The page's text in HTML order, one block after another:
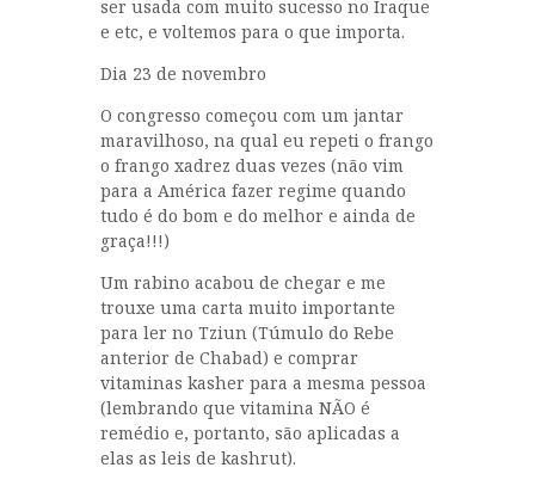
ser usada com muito sucesso no Iraque
e etc, e voltemos para o que importa.
Dia 23 de novembro
O congresso começou com um jantar
maravilhoso, na qual eu repeti o frango
o frango xadrez duas vezes (não vim
para a América fazer regime quando
tudo é do bom e do melhor e ainda de
graça!!!)
Um rabino acabou de chegar e me
trouxe uma carta muito importante
para ler no Tziun (Túmulo do Rebe
anterior de Chabad) e comprar
vitaminas kasher para a mesma pessoa
(lembrando que vitamina NÃO é
remédio e, portanto, são aplicadas a
elas as leis de kashrut).